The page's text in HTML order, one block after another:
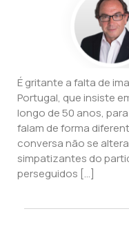
É gritante a falta de
Portugal, que insiste
longo de 50 anos,
falam de forma
conversa não se
simpatizantes do
perseguidos […]